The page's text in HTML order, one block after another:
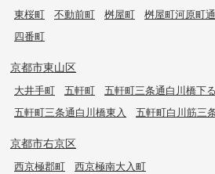
東桜町
不動前町 桝屋町 桝屋町河原町
四番町
京都市東山区
大井手町 五軒町
五軒町三条通白川橋下
五軒町三条通白川橋東入
五軒町白川筋三
京都市右京区
西京極郡町 西京極南大入町